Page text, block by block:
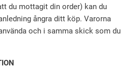
du mottagit din order) kan du
ångra ditt köp. Varorna
och i samma skick som du